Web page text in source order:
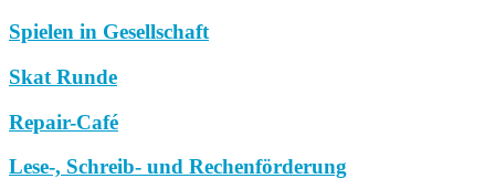
Spielen in Gesellschaft
Skat Runde
Repair-Café
Lese-, Schreib- und Rechenförderung